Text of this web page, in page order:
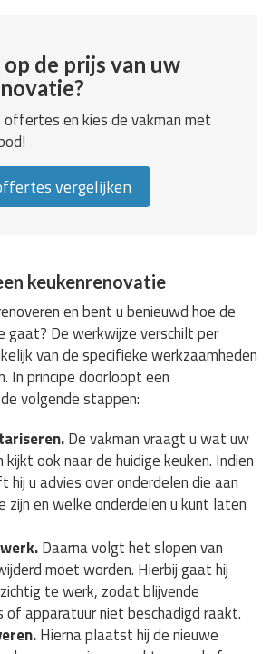
de prijs van uw
offertes en kies de vakman met
vergelijken
keukenrenovatie
en bent u benieuwd hoe de
gaat? De werkwijze verschilt per
van de specifieke werkzaamheden
In principe doorloopt een
volgende stappen:
De vakman vraagt u wat uw
kijkt ook naar de huidige keuken. Indien
u advies over onderdelen die aan
zijn en welke onderdelen u kunt laten
Daarna volgt het slopen van
moet worden. Hierbij gaat hij
te werk, zodat blijvende
of apparatuur niet beschadigd raakt.
Hierna plaatst hij de nieuwe